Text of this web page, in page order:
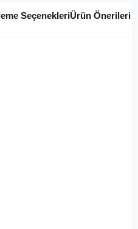
SeçenekleriÜrün Önerileri